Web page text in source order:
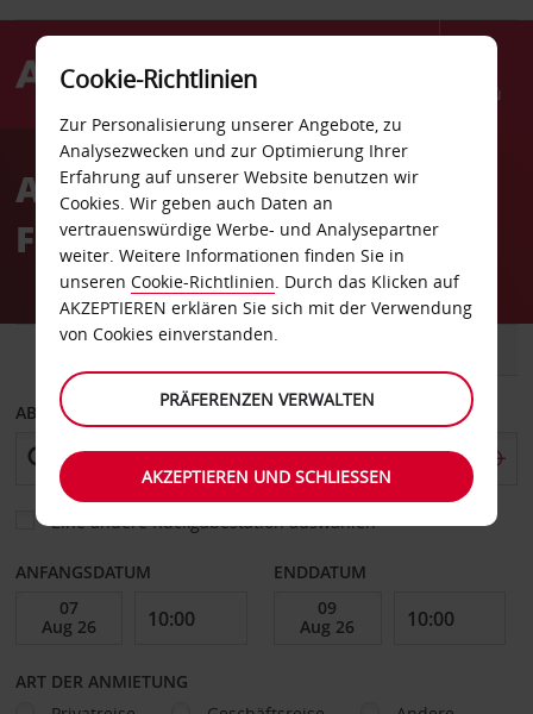
Menü
AvisAutovermietung Trenton
Flughafen
ABHOLEN VON
Eine andere Rückgabestation auswählen
ANFANGSDATUM ENDDATUM
ART DER ANMIETUNG
Cookie-Richtlinien
Zur Personalisierung unserer Angebote, zu
Analysezwecken und zur Optimierung Ihrer
Erfahrung auf unserer Website benutzen wir
Cookies. Wir geben auch Daten an
vertrauenswürdige Werbe- und Analysepartner
weiter. Weitere Informationen finden Sie in
unseren Cookie-Richtlinien. Durch das Klicken auf
AKZEPTIEREN erklären Sie sich mit der Verwendung
von Cookies einverstanden.
PRÄFERENZEN VERWALTEN
AKZEPTIEREN UND SCHLIESSEN